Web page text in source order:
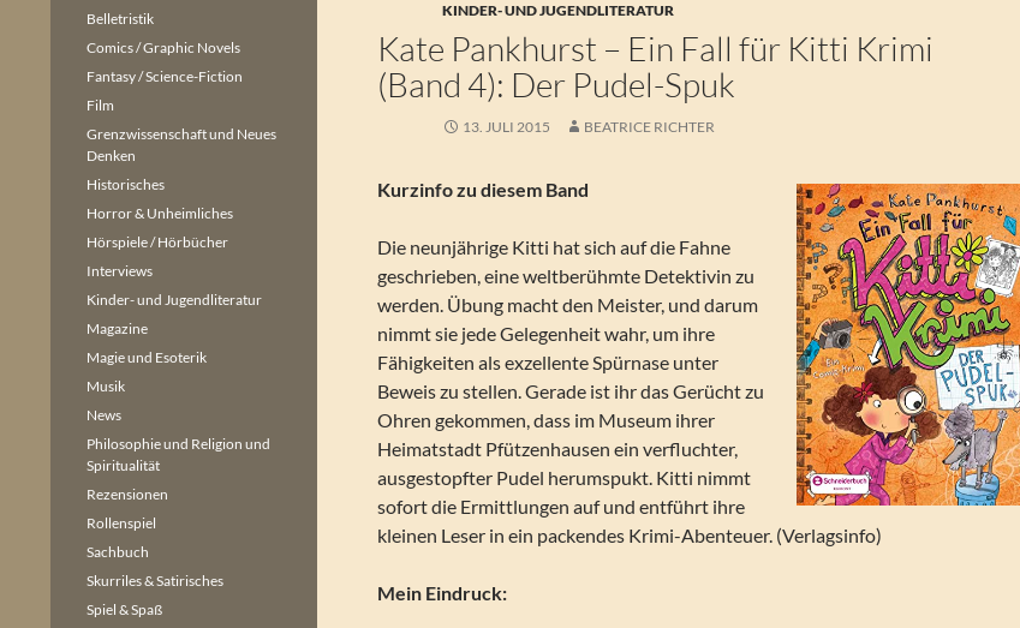
KINDER- UND JUGENDLITERATUR
Kate Pankhurst – Ein Fall für Kitti Krimi
(Band 4): Der Pudel-Spuk
13. JULI 2015 BEATRICE RICHTER
Kurzinfo zu diesem Band
Die neunjährige Kitti hat sich auf die Fahne
geschrieben, eine weltberühmte Detektivin zu
werden. Übung macht den Meister, und darum
nimmt sie jede Gelegenheit wahr, um ihre
Fähigkeiten als exzellente Spürnase unter
Beweis zu stellen. Gerade ist ihr das Gerücht zu
Ohren gekommen, dass im Museum ihrer
Heimatstadt Pfützenhausen ein verfluchter,
ausgestopfter Pudel herumspukt. Kitti nimmt
sofort die Ermittlungen auf und entführt ihre
kleinen Leser in ein packendes Krimi-Abenteuer. (Verlagsinfo)
Mein Eindruck:
Belletristik
Comics / Graphic Novels
Fantasy / Science-Fiction
Film
Grenzwissenschaft und Neues
Denken
Historisches
Horror & Unheimliches
Hörspiele / Hörbücher
Interviews
Kinder- und Jugendliteratur
Magazine
Magie und Esoterik
Musik
News
Philosophie und Religion und
Spiritualität
Rezensionen
Rollenspiel
Sachbuch
Skurriles & Satirisches
Spiel & Spaß